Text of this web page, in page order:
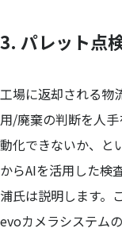
3. パレット点
工場に返却される物
用/廃棄の判断を人
動化できないか、と
からAIを活用した検
浦氏は説明します。
evoカメラシステム